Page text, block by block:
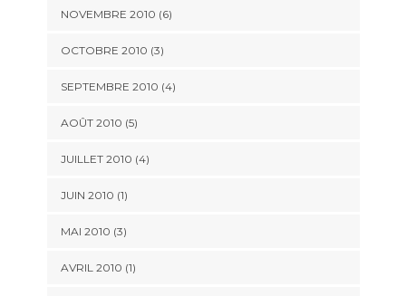
NOVEMBRE 2010 (6)
OCTOBRE 2010 (3)
SEPTEMBRE 2010 (4)
AOÛT 2010 (5)
JUILLET 2010 (4)
JUIN 2010 (1)
MAI 2010 (3)
AVRIL 2010 (1)